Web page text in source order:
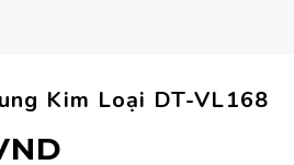
Kim Loại DT-VL168